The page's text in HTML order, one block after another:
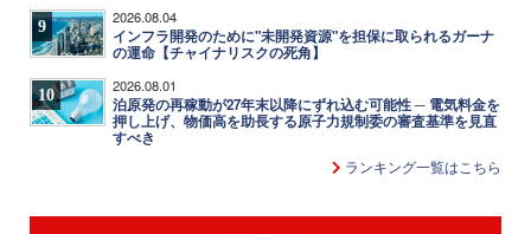
9 2026.08.04
インフラ開発のために"未開発資源"を担保に取られるガーナ
の運命【チャイナリスクの死角】
10 2026.08.01
泊原発の再稼動が27年末以降にずれ込む可能性 ─ 電気料金を
押し上げ、物価高を助長する原子力規制委の審査基準を見直
すべき
ランキング一覧はこちら